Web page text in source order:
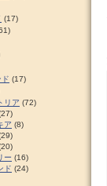
(17)
(17)
リア (72)
ア (8)
ー (16)
ド (24)